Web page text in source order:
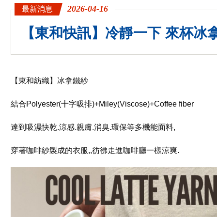
Navigation
最新消息 2026-04-16
【東和快訊】冷靜一下 來杯冰
【東和紡織】冰拿鐵紗
結合Polyester(十字吸排)+Miley(Viscose)+Coffee fiber
達到吸濕快乾.涼感.親膚.消臭.環保等多機能面料,
穿著咖啡紗製成的衣服,,彷彿走進咖啡廳一樣涼爽.